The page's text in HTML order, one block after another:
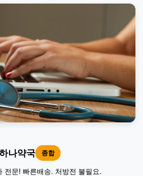
나약국 종합
전문! 빠른배송. 처방전 불필요.